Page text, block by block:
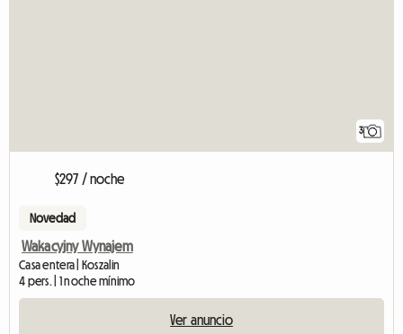
3
$297 / noche
Novedad
Wakacyjny Wynajem
Casa entera | Koszalin
4 pers. | 1 noche mínimo
Ver anuncio